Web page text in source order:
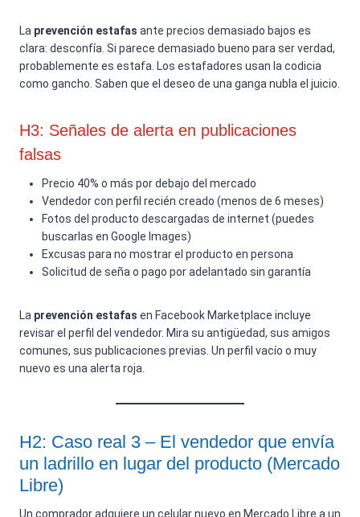
La prevención estafas ante precios demasiado bajos es
clara: desconfía. Si parece demasiado bueno para ser verdad,
probablemente es estafa. Los estafadores usan la codicia
como gancho. Saben que el deseo de una ganga nubla el juicio.
H3: Señales de alerta en publicaciones
falsas
Precio 40% o más por debajo del mercado
Vendedor con perfil recién creado (menos de 6 meses)
Fotos del producto descargadas de internet (puedes
buscarlas en Google Images)
Excusas para no mostrar el producto en persona
Solicitud de seña o pago por adelantado sin garantía
La prevención estafas en Facebook Marketplace incluye
revisar el perfil del vendedor. Mira su antigüedad, sus amigos
comunes, sus publicaciones previas. Un perfil vacío o muy
nuevo es una alerta roja.
H2: Caso real 3 – El vendedor que envía
un ladrillo en lugar del producto (Mercado
Libre)
Un comprador adquiere un celular nuevo en Mercado Libre a un